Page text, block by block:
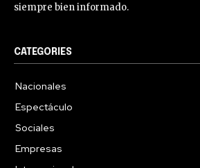
siempre bien informado.
CATEGORIES
Nacionales
Espectáculo
Sociales
Empresas